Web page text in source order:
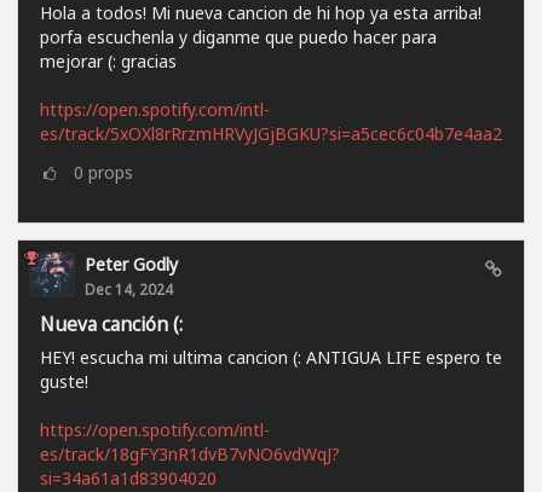
Hola a todos! Mi nueva cancion de hi hop ya esta arriba!
porfa escuchenla y diganme que puedo hacer para
mejorar (: gracias
https://open.spotify.com/intl-
es/track/5xOXl8rRrzmHRVyJGjBGKU?si=a5cec6c04b7e4aa2
0 props
Peter Godly
Dec 14, 2024
Nueva canción (:
HEY! escucha mi ultima cancion (: ANTIGUA LIFE espero te
guste!
https://open.spotify.com/intl-
es/track/18gFY3nR1dvB7vNO6vdWqJ?
si=34a61a1d83904020